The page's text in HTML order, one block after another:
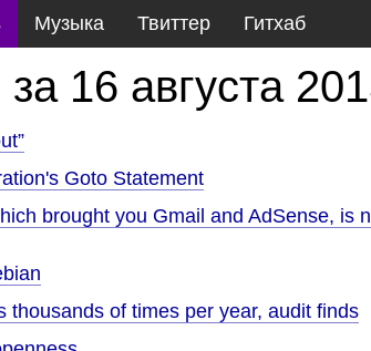
Музыка Твиттер Гитхаб
16 августа
Goto Statement
brought you Gmail and AdSense, is
thousands of times per year, audit finds